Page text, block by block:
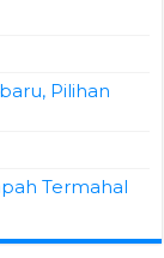
Pilihan
Termahal